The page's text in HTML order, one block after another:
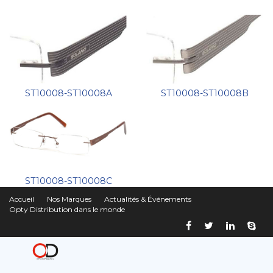
ST10008-ST10008A ST10008-ST10008B
ST10008-ST10008C
Accueil Nos Marques
Actualités & Événements
Opty Distribution dans le monde